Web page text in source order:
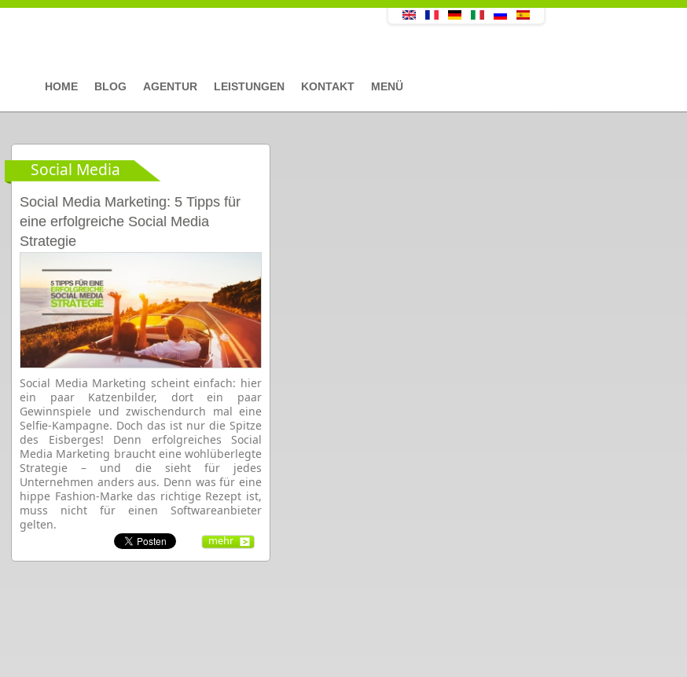
HOME BLOG AGENTUR LEISTUNGEN KONTAKT MENÜ
Social Media
Social Media Marketing: 5 Tipps für
eine erfolgreiche Social Media
Strategie
Social Media Marketing scheint einfach: hier
ein paar Katzenbilder, dort ein paar
Gewinnspiele und zwischendurch mal eine
Selfie-Kampagne. Doch das ist nur die Spitze
des Eisberges! Denn erfolgreiches Social
Media Marketing braucht eine wohlüberlegte
Strategie – und die sieht für jedes
Unternehmen anders aus. Denn was für eine
hippe Fashion-Marke das richtige Rezept ist,
muss nicht für einen Softwareanbieter
gelten.
mehr